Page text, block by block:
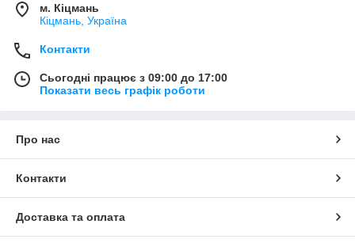
м. Кіцмань
Кіцмань, Україна
Контакти
Сьогодні працює з 09:00 до 17:00
Показати весь графік роботи
Про нас
Контакти
Доставка та оплата